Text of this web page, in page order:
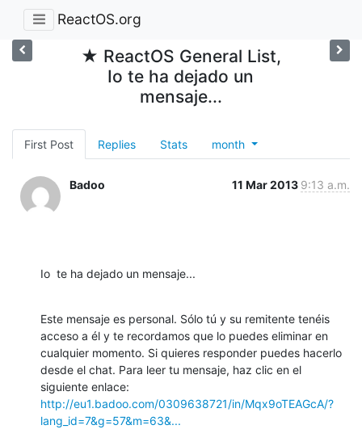
ReactOS.org
★ ReactOS General List,
Io te ha dejado un
mensaje...
First Post Replies Stats month
Badoo 11 Mar 2013 9:13 a.m.
Io  te ha dejado un mensaje...
Este mensaje es personal. Sólo tú y su remitente tenéis
acceso a él y te recordamos que lo puedes eliminar en
cualquier momento. Si quieres responder puedes hacerlo
desde el chat. Para leer tu mensaje, haz clic en el
http://eu1.badoo.com/0309638721/in/Mqx9oTEAGcA/?
lang_id=7&g=57&m=63&...